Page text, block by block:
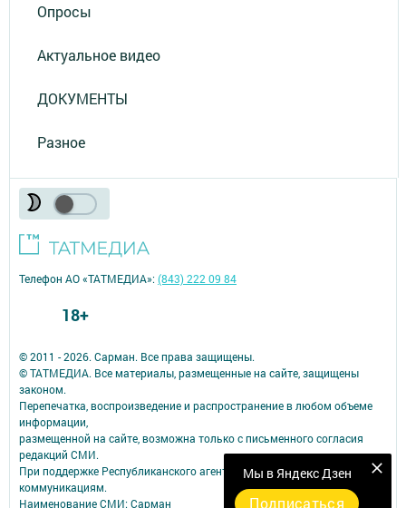
Опросы
Актуальное видео
ДОКУМЕНТЫ
Разное
Мы в Яндекс Дзен
Подписаться
© 2011 - 2026. Сарман. Все права защищены.
© ТАТМЕДИА. Все материалы, размещенные на сайте, защищены
законом.
Перепечатка, воспроизведение и распространение в любом объеме
информации,
размещенной на сайте, возможна только с письменного согласия
редакций СМИ.
При поддержке Республиканского агентства по печати и массовым
коммуникациям.
Наименование СМИ: Сарман
Телефон АО «ТАТМЕДИА»:(843) 222 09 84
18+